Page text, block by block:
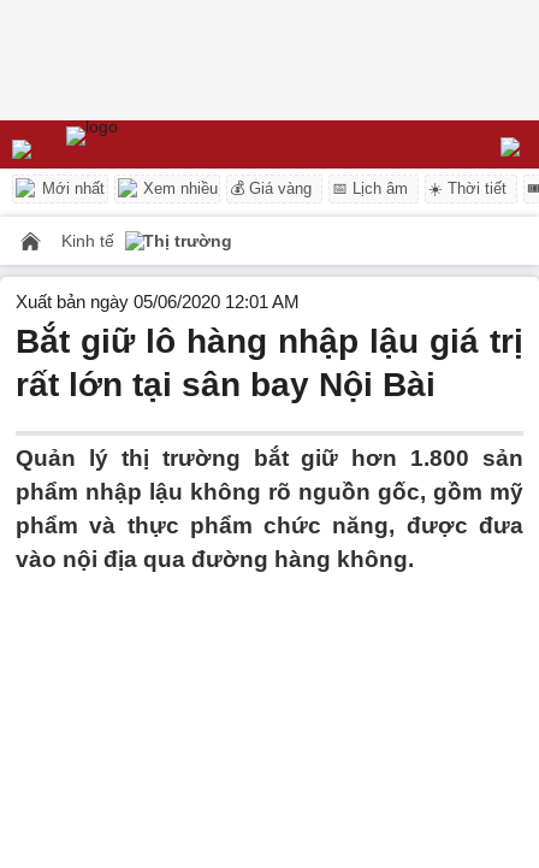
Mới nhất Xem nhiều 💰 Giá vàng 📅 Lịch âm ☀️ Thời tiết
Kinh tế Thị trường
Xuất bản ngày 05/06/2020 12:01 AM
Bắt giữ lô hàng nhập lậu giá trị
rất lớn tại sân bay Nội Bài
Quản lý thị trường bắt giữ hơn 1.800 sản
phẩm nhập lậu không rõ nguồn gốc, gồm mỹ
phẩm và thực phẩm chức năng, được đưa
vào nội địa qua đường hàng không.